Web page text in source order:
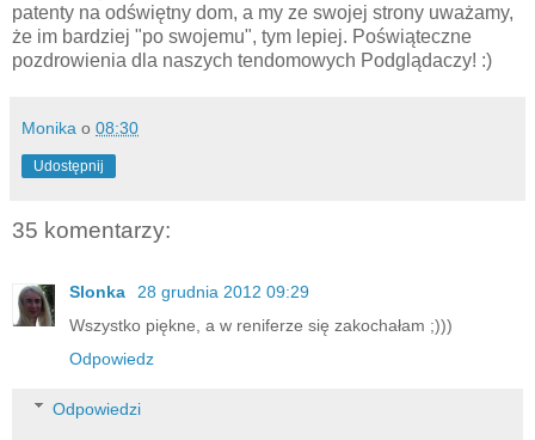
patenty na odświętny dom, a my ze swojej strony uważamy,
że im bardziej "po swojemu", tym lepiej. Poświąteczne
pozdrowienia dla naszych tendomowych Podglądaczy! :)
Monika o 08:30
Udostępnij
35 komentarzy:
Slonka
28 grudnia 2012 09:29
Wszystko piękne, a w reniferze się zakochałam ;)))
Odpowiedz
Odpowiedzi